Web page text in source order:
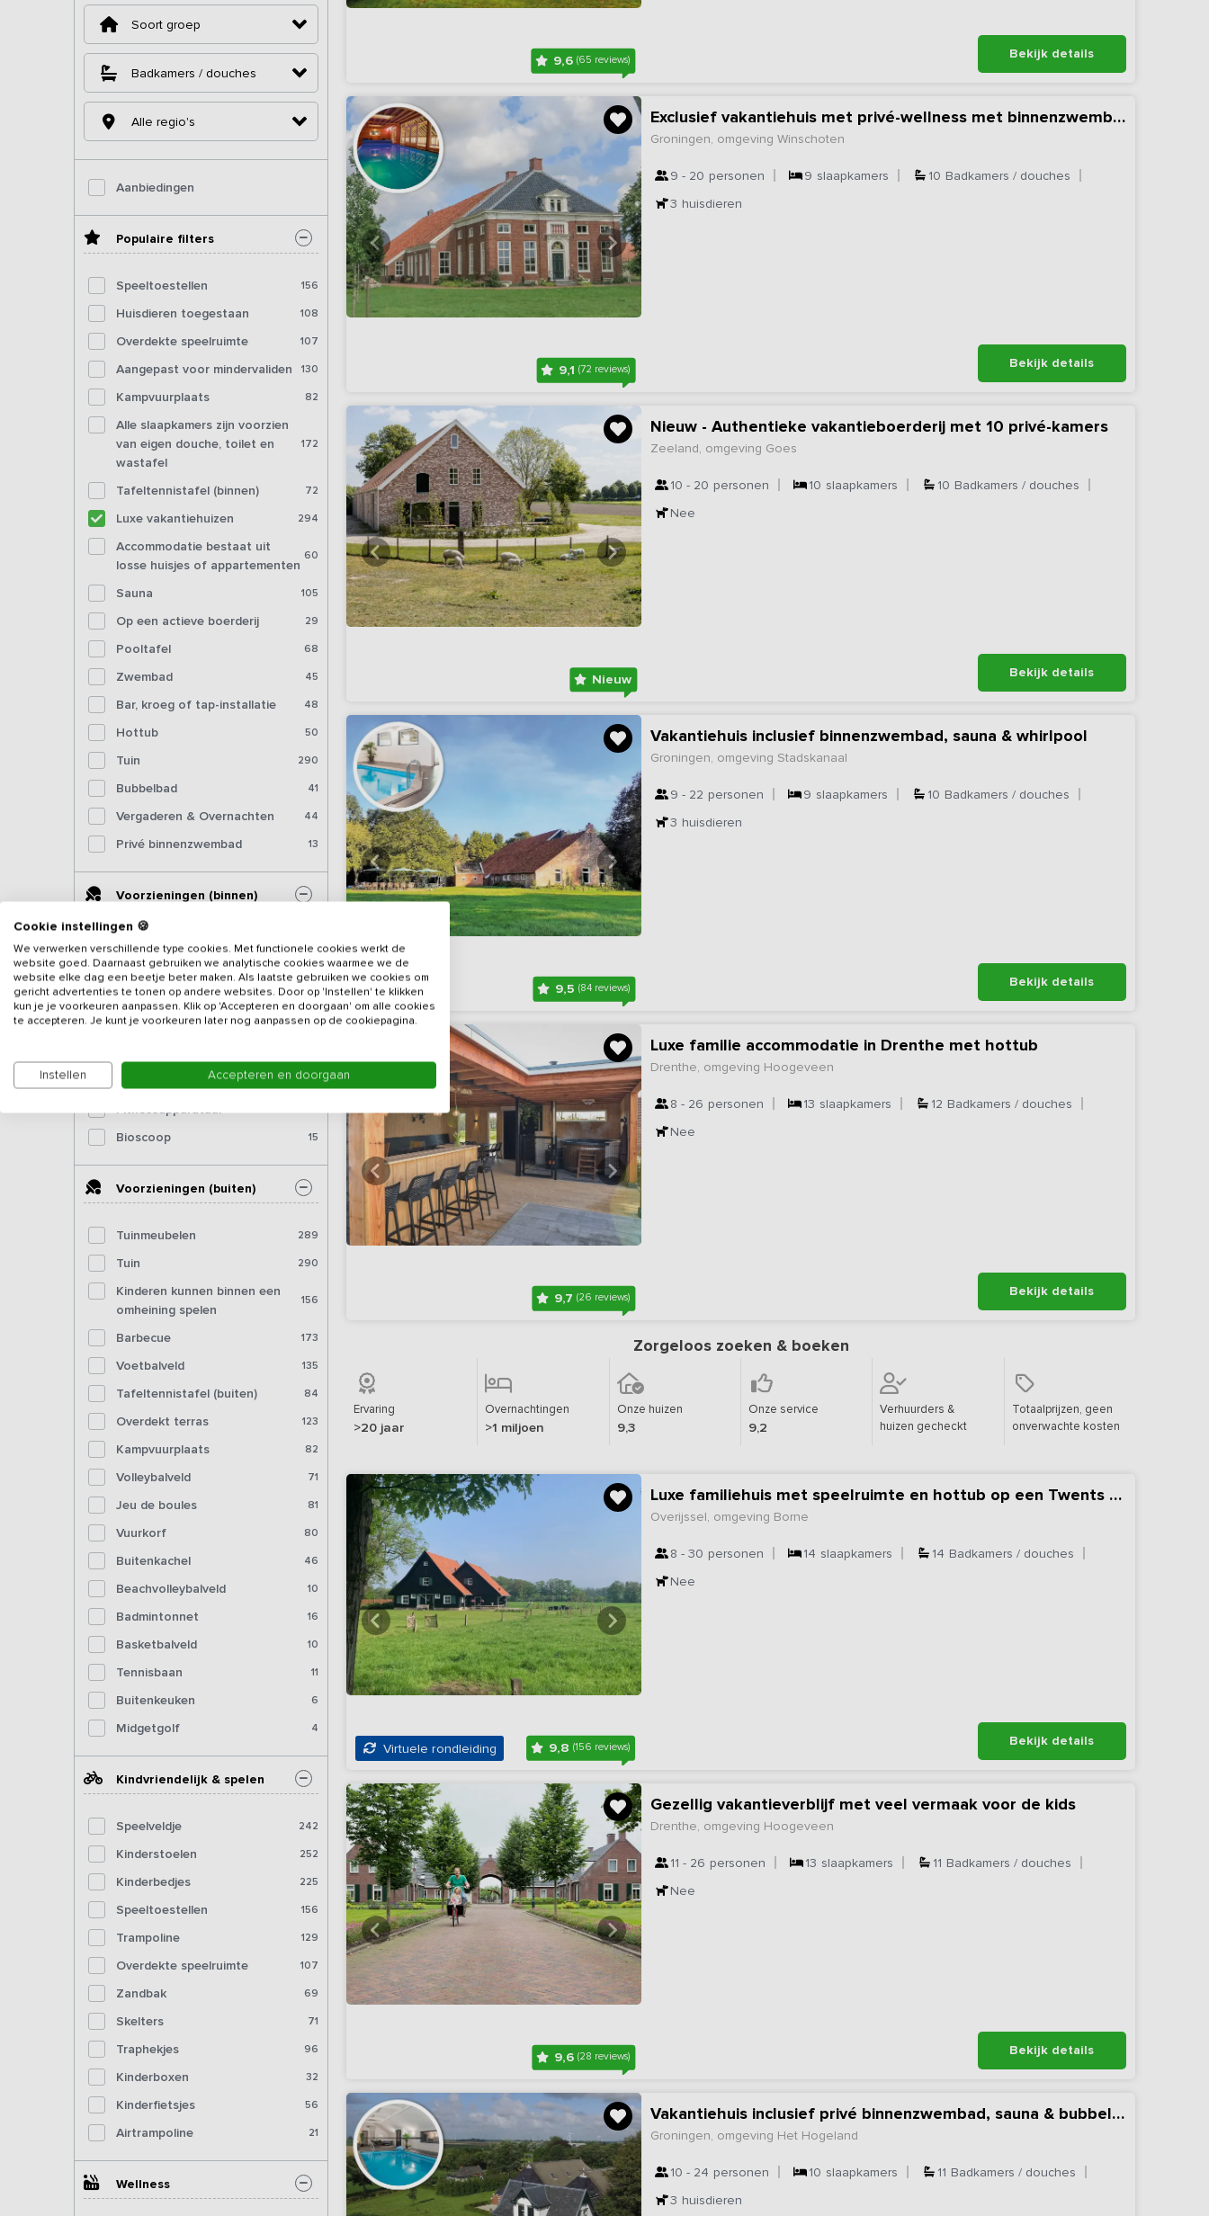
Soort groep
Badkamers / douches
Alle regio's
Aanbiedingen
Populaire filters
Speeltoestellen 156
Huisdieren toegestaan 108
Overdekte speelruimte 107
Aangepast voor mindervaliden 130
Kampvuurplaats 82
Alle slaapkamers zijn voorzien
van eigen douche, toilet en
wastafel
172
Tafeltennistafel (binnen) 72
Luxe vakantiehuizen 294
Accommodatie bestaat uit
losse huisjes of appartementen
60
Sauna 105
Op een actieve boerderij 29
Pooltafel 68
Zwembad 45
Bar, kroeg of tap-installatie 48
Hottub 50
Tuin 290
Bubbelbad 41
Vergaderen & Overnachten 44
Privé binnenzwembad 13
Voorzieningen (binnen)
Sjoelbak
Tafelvoetbal 111
Tafeltennistafel (binnen) 72
Dartbord 73
28
Fitnessapparatuur
Bioscoop 15
Voorzieningen (buiten)
Tuinmeubelen 289
Tuin 290
Kinderen kunnen binnen een
omheining spelen
156
Barbecue 173
Voetbalveld 135
Tafeltennistafel (buiten) 84
Overdekt terras 123
Kampvuurplaats 82
Volleybalveld 71
Jeu de boules 81
Vuurkorf 80
Buitenkachel 46
Beachvolleybalveld 10
Badmintonnet 16
Basketbalveld 10
Tennisbaan 11
Buitenkeuken 6
Midgetgolf 4
Kindvriendelijk & spelen
Speelveldje 242
Kinderstoelen 252
Kinderbedjes 225
Speeltoestellen 156
Trampoline 129
Overdekte speelruimte 107
Zandbak 69
Skelters 71
Traphekjes 96
Kinderboxen 32
Kinderfietsjes 56
Airtrampoline 21
Wellness
9,6(65 reviews) Bekijk details
9,1(72 reviews)
Exclusief vakantiehuis met privé-wellness met binnenzwembad, sauna en bubbelbad
Groningen, omgeving Winschoten
9 - 20 personen 9 slaapkamers 10 Badkamers / douches
3 huisdieren
Bekijk details
Nieuw
Nieuw - Authentieke vakantieboerderij met 10 privé-kamers
Zeeland, omgeving Goes
10 - 20 personen 10 slaapkamers 10 Badkamers / douches
Nee
Bekijk details
9,5(84 reviews)
Vakantiehuis inclusief binnenzwembad, sauna & whirlpool
Groningen, omgeving Stadskanaal
9 - 22 personen 9 slaapkamers 10 Badkamers / douches
3 huisdieren
Bekijk details
9,7(26 reviews)
Luxe familie accommodatie in Drenthe met hottub
Drenthe, omgeving Hoogeveen
8 - 26 personen 13 slaapkamers 12 Badkamers / douches
Nee
Bekijk details
Zorgeloos zoeken & boeken
Ervaring
>20 jaar
Overnachtingen
>1 miljoen
Onze huizen
9,3
Onze service
9,2
Verhuurders &
huizen gecheckt
Totaalprijzen, geen
onverwachte kosten
Virtuele rondleiding 9,8 (156 reviews)
Luxe familiehuis met speelruimte en hottub op een Twents erf
Overijssel, omgeving Borne
8 - 30 personen 14 slaapkamers 14 Badkamers / douches
Nee
Bekijk details
9,6(28 reviews)
Gezellig vakantieverblijf met veel vermaak voor de kids
Drenthe, omgeving Hoogeveen
11 - 26 personen 13 slaapkamers 11 Badkamers / douches
Nee
Bekijk details
Vakantiehuis inclusief privé binnenzwembad, sauna & bubbelbad
Groningen, omgeving Het Hogeland
10 - 24 personen 10 slaapkamers 11 Badkamers / douches
3 huisdieren
Cookie instellingen 🍪
We verwerken verschillende type cookies. Met functionele cookies werkt de
website goed. Daarnaast gebruiken we analytische cookies waarmee we de
website elke dag een beetje beter maken. Als laatste gebruiken we cookies om
gericht advertenties te tonen op andere websites. Door op 'Instellen' te klikken
kun je je voorkeuren aanpassen. Klik op 'Accepteren en doorgaan' om alle cookies
te accepteren. Je kunt je voorkeuren later nog aanpassen op de cookiepagina.
Instellen Accepteren en doorgaan